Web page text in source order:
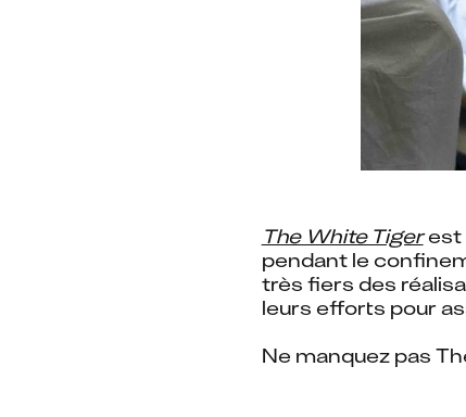
The White Tiger est
pendant le
très fiers des
leurs efforts pour
Ne manquez pas